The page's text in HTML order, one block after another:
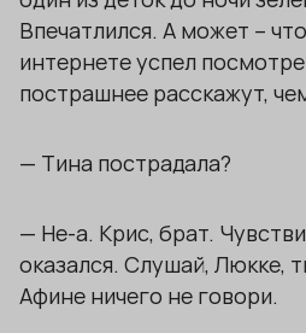
Впечатлился. А может –
интернете успел
пострашнее расскажут,
— Тина пострадала?
— Не-а. Крис, брат.
оказался. Слушай, Люкке,
Афине ничего не говори.